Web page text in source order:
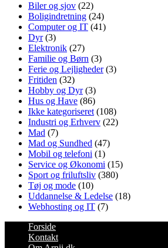
Biler og sjov (22)
Boligindretning (24)
Computer og IT (41)
Dyr(3)
Elektronik (27)
Familie og Børn (3)
Ferie og Lejligheder(3)
Fritiden (32)
Hobby og Dyr(3)
Hus og Have (86)
Ikke kategoriseret(108)
Industri og Erhverv (22)
Mad (7)
Mad og Sundhed (47)
Mobil og telefoni (1)
Service og Økonomi (15)
Sport og friluftsliv (380)
Tøj og mode (10)
Uddannelse & Ledelse (18)
Webhosting og IT (7)
Forside
Kontakt